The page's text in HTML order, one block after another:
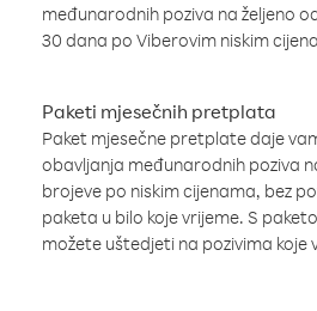
međunarodnih poziva na željeno
30 dana po Viberovim niskim
Paketi mjesečnih pretplata
Paket mjesečne pretplate daje
obavljanja međunarodnih poziva
brojeve po niskim cijenama, bez
paketa u bilo koje vrijeme. S
možete uštedjeti na pozivima koje